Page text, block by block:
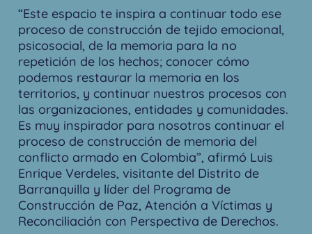
“Este espacio te inspira a continuar todo ese
proceso de construcción de tejido emocional,
psicosocial, de la memoria para la no
repetición de los hechos; conocer cómo
podemos restaurar la memoria en los
territorios, y continuar nuestros procesos con
las organizaciones, entidades y comunidades.
Es muy inspirador para nosotros continuar el
proceso de construcción de memoria del
conflicto armado en Colombia”, afirmó Luis
Enrique Verdeles, visitante del Distrito de
Barranquilla y líder del Programa de
Construcción de Paz, Atención a Víctimas y
Reconciliación con Perspectiva de Derechos.